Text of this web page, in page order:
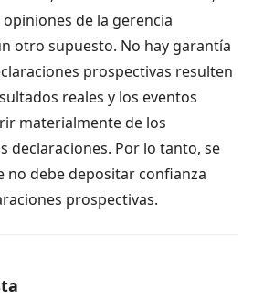
de la gerencia
otro supuesto. No hay garantía
prospectivas resulten
reales y los eventos
materialmente de los
declaraciones. Por lo tanto, se
no debe depositar confianza
prospectivas.